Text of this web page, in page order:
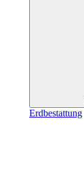
Erdbestattung